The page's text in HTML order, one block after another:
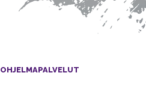
OHJELMAPALVELUT